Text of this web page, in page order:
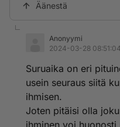
Äänestä
Anonyymi
2024-03-28 08:51:04
Suruaika on eri
usein seuraus siitä
ihmisen.
Joten pitäisi olla
ihminen voi